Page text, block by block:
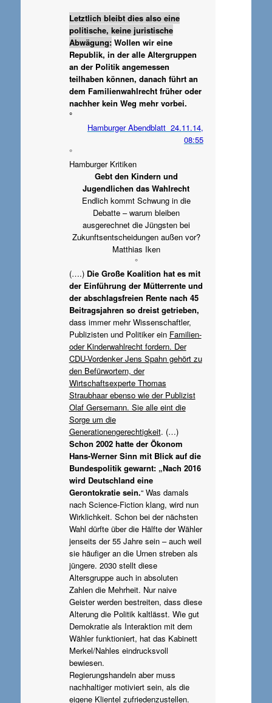
Letztlich bleibt dies also eine
politische, keine juristische
Abwägung:Wollen wir eine
Republik, in der alle Altergruppen
an der Politik angemessen
teilhaben können, danach führt an
dem Familienwahlrecht früher oder
nachher kein Weg mehr vorbei.
°
Hamburger Abendblatt 24.11.14,
08:55
°
Hamburger Kritiken
Gebt den Kindern und
Jugendlichen das Wahlrecht
Endlich kommt Schwung in die
Debatte – warum bleiben
ausgerechnet die Jüngsten bei
Zukunftsentscheidungen außen vor?
Matthias Iken
°
(….)Die Große Koalition hat es mit
der Einführung der Mütterrente und
der abschlagsfreien Rente nach 45
Beitragsjahren so dreist getrieben,
dass immer mehr Wissenschaftler,
Publizisten und Politiker ein Familien-
oder Kinderwahlrecht fordern. Der
CDU-Vordenker Jens Spahn gehört zu
den Befürwortern, der
Wirtschaftsexperte Thomas
Straubhaar ebenso wie der Publizist
Olaf Gersemann. Sie alle eint die
Sorge um die
Generationengerechtigkeit. (…)
Schon 2002 hatte der Ökonom
Hans-Werner Sinn mit Blick auf die
Bundespolitik gewarnt: „Nach 2016
wird Deutschland eine
Gerontokratie sein.“ Was damals
nach Science-Fiction klang, wird nun
Wirklichkeit. Schon bei der nächsten
Wahl dürfte über die Hälfte der Wähler
jenseits der 55 Jahre sein – auch weil
sie häufiger an die Urnen streben als
jüngere. 2030 stellt diese
Altersgruppe auch in absoluten
Zahlen die Mehrheit. Nur naive
Geister werden bestreiten, dass diese
Alterung die Politik kaltlässt. Wie gut
Demokratie als Interaktion mit dem
Wähler funktioniert, hat das Kabinett
Merkel/Nahles eindrucksvoll
bewiesen.
Regierungshandeln aber muss
nachhaltiger motiviert sein, als die
eigene Klientel zufriedenzustellen.